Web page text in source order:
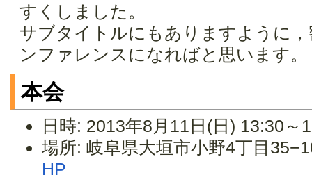
すくしました。
サブタイトルにもありますように
ンファレンスになればと思います。
本会
日時: 2013年8月11日(日) 13:30～
場所: 岐阜県大垣市小野4丁目
HP